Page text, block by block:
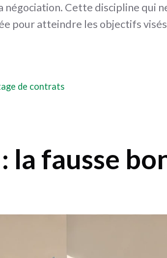
Cette discipline qui
pour atteindre les objectifs
de contrats
fausse